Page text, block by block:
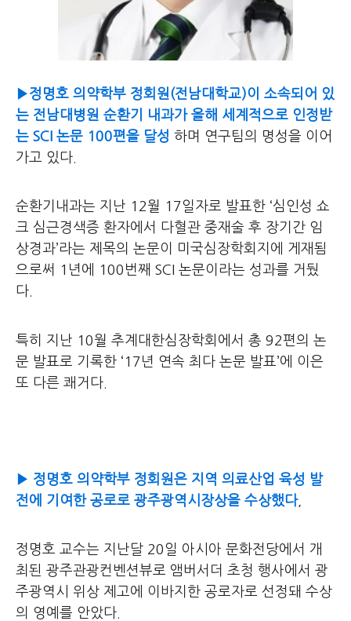
▶정명호 의약학부 정회원(전남대학교)이 소속되어 있
는 전남대병원 순환기 내과가 올해 세계적으로 인정받
는 SCI 논문 100편을 달성 하며 연구팀의 명성을 이어
가고 있다.
순환기내과는 지난 12월 17일자로 발표한 ‘심인성 쇼
크 심근경색증 환자에서 다혈관 중재술 후 장기간 임
상경과’라는 제목의 논문이 미국심장학회지에 게재됨
으로써 1년에 100번째 SCI 논문이라는 성과를 거뒀
다.
특히 지난 10월 추계대한심장학회에서 총 92편의 논
문 발표로 기록한 ‘17년 연속 최다 논문 발표’에 이은
또 다른 쾌거다.
▶ 정명호 의약학부 정회원은 지역 의료산업 육성 발
전에 기여한 공로로 광주광역시장상을 수상했다,
정명호 교수는 지난달 20일 아시아 문화전당에서 개
최된 광주관광컨벤션뷰로 앰버서더 초청 행사에서 광
주광역시 위상 제고에 이바지한 공로자로 선정돼 수상
의 영예를 안았다.